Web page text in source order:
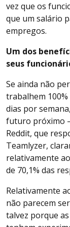
vez que os
que um salário
empregos.
Um dos
seus
Se ainda não
trabalhem
dias por
futuro próximo
Reddit, que
Teamlyzer,
relativamente
de 70,1% das
Relativamente
não parecem
talvez porque